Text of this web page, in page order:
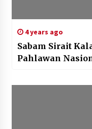
4 years ago
Sabam Sirait
Pahlawan